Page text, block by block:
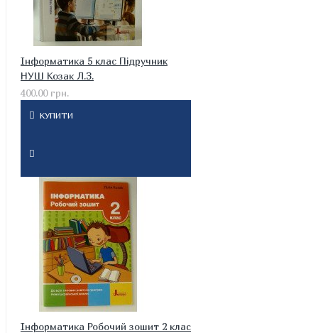
Інформатика 5 клас Підручник
НУШ Козак Л.З.
400.00 грн.
КУПИТИ
Інформатика Робочий зошит 2 клас